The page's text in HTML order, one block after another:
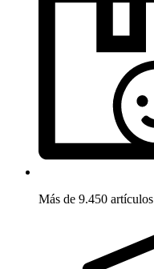
Más de 9.450 artículos